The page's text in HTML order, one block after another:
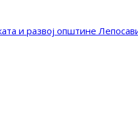
и развој општине